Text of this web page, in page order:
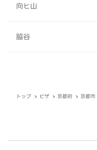
向ヒ山
脇谷
トップ ピザ 京都府 京都